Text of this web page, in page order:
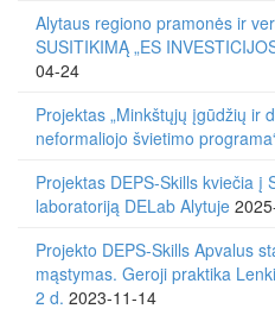
Alytaus regiono pramonės ir
SUSITIKIMĄ „ES
04-24
Projektas „Minkštųjų įgūdžių ir
neformaliojo švietimo
Projektas DEPS-Skills kviečia į
laboratoriją DELab Alytuje
Projekto DEPS-Skills Apvalus
mąstymas. Geroji praktika
2 d. 2023-11-14